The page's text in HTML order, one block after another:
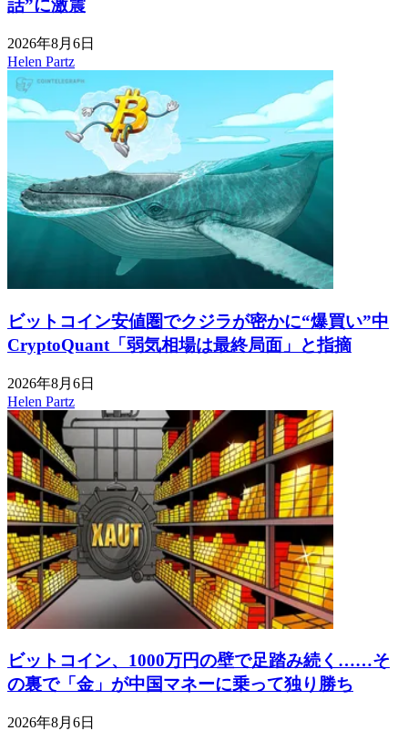
話”に激震
2026年8月6日
Helen Partz
ビットコイン安値圏でクジラが密かに“爆買い”中
CryptoQuant「弱気相場は最終局面」と指摘
2026年8月6日
Helen Partz
ビットコイン、1000万円の壁で足踏み続く……そ
の裏で「金」が中国マネーに乗って独り勝ち
2026年8月6日